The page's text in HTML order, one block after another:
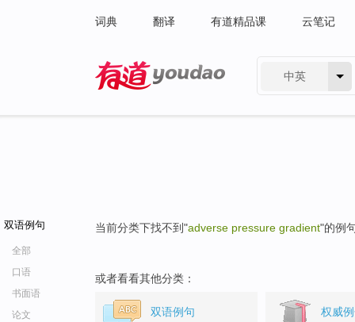
词典 翻译 有道精品课 云笔记
中英
双语例句
全部
口语
书面语
论文
当前分类下找不到"adverse pressure gradient"的例
或者看看其他分类：
双语例句 权威